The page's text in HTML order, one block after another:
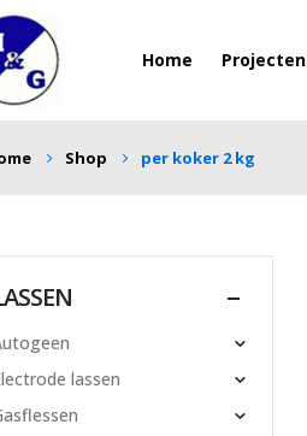
Home Projecten
Shop per koker 2 kg
lassen